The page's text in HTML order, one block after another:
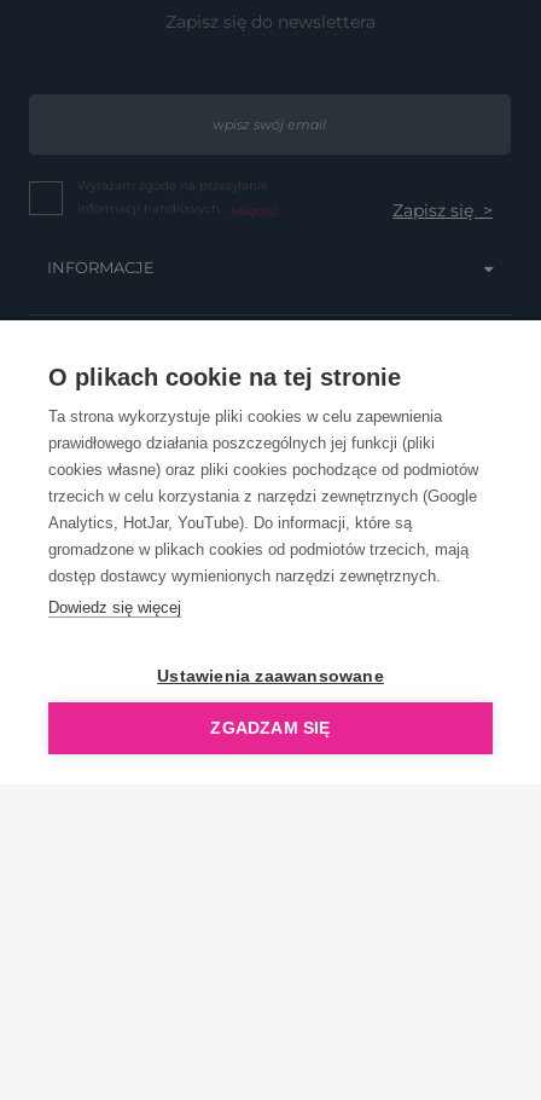
O plikach cookie na tej stronie
Ta strona wykorzystuje pliki cookies w celu zapewnienia
prawidłowego działania poszczególnych jej funkcji (pliki
cookies własne) oraz pliki cookies pochodzące od podmiotów
trzecich w celu korzystania z narzędzi zewnętrznych (Google
Analytics, HotJar, YouTube). Do informacji, które są
gromadzone w plikach cookies od podmiotów trzecich, mają
dostęp dostawcy wymienionych narzędzi zewnętrznych.
Dowiedz się więcej
Ustawienia zaawansowane
ZGADZAM SIĘ
Zapisz się do newslettera
Wyrażam zgodę na przesyłanie
informacji handlowych... (więcej)
INFORMACJE
OBSŁUGA KLIENTA
KONTAKT
OpenGift jest częścią ReflectGroup.